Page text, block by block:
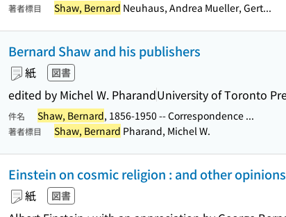
著者標目 Shaw, Bernard Neuhaus, Andrea Mueller, Gert...
Bernard Shaw and his publishers
紙 図書
edited by Michel W. PharandUniversity of Toronto
件名 Shaw, Bernard, 1856-1950 -- Correspondence ...
著者標目 Shaw, Bernard Pharand, Michel W.
Einstein on cosmic religion : and other
紙 図書